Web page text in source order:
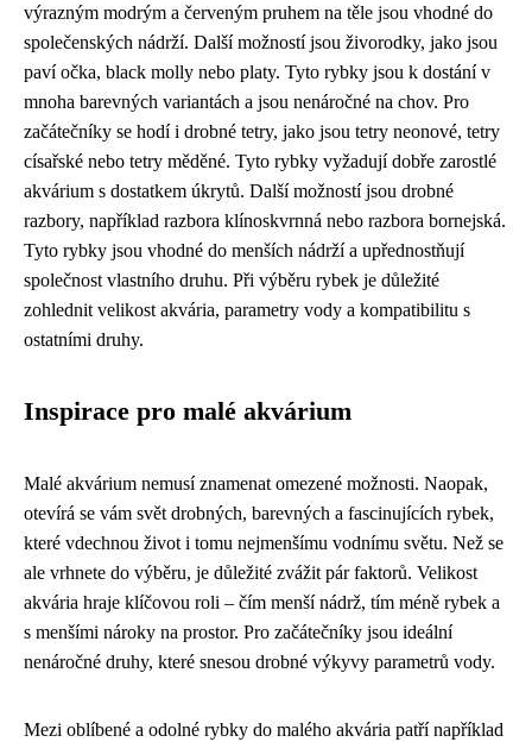
výrazným modrým a červeným pruhem na těle jsou vhodné do
společenských nádrží. Další možností jsou živorodky, jako jsou
paví očka, black molly nebo platy. Tyto rybky jsou k dostání v
mnoha barevných variantách a jsou nenáročné na chov. Pro
začátečníky se hodí i drobné tetry, jako jsou tetry neonové, tetry
císařské nebo tetry měděné. Tyto rybky vyžadují dobře zarostlé
akvárium s dostatkem úkrytů. Další možností jsou drobné
razbory, například razbora klínoskvrnná nebo razbora bornejská.
Tyto rybky jsou vhodné do menších nádrží a upřednostňují
společnost vlastního druhu. Při výběru rybek je důležité
zohlednit velikost akvária, parametry vody a kompatibilitu s
ostatními druhy.
Inspirace pro malé akvárium
Malé akvárium nemusí znamenat omezené možnosti. Naopak,
otevírá se vám svět drobných, barevných a fascinujících rybek,
které vdechnou život i tomu nejmenšímu vodnímu světu. Než se
ale vrhnete do výběru, je důležité zvážit pár faktorů. Velikost
akvária hraje klíčovou roli – čím menší nádrž, tím méně rybek a
s menšími nároky na prostor. Pro začátečníky jsou ideální
nenáročné druhy, které snesou drobné výkyvy parametrů vody.
Mezi oblíbené a odolné rybky do malého akvária patří například